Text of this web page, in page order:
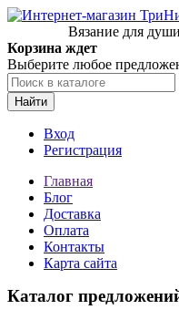
Вязание для
Корзина ждет
Выберите любое
Найти
Вход
Регистрация
Главная
Блог
Доставка
Оплата
Контакты
Карта сайта
Каталог